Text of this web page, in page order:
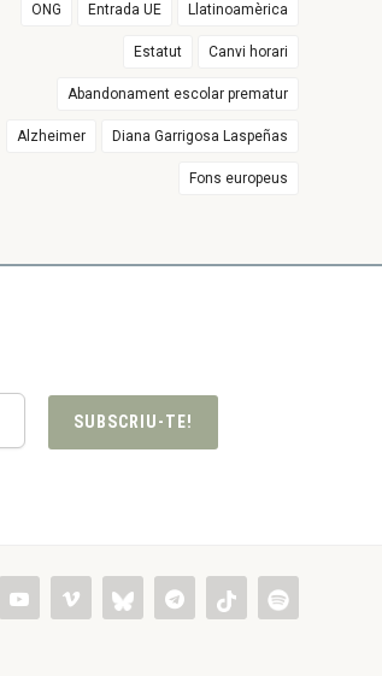
ONG Entrada UE Llatinoamèrica
Estatut Canvi horari
Abandonament escolar prematur
Alzheimer Diana Garrigosa Laspeñas
Fons europeus
SUBSCRIU-TE!